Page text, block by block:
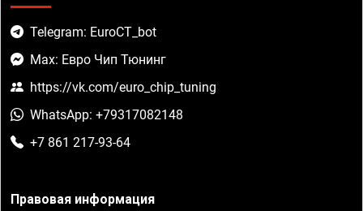
Telegram: EuroCT_bot
Max: Евро Чип Тюнинг
https://vk.com/euro_chip_tuning
WhatsApp: +79317082148
+7 861 217-93-64
Правовая информация